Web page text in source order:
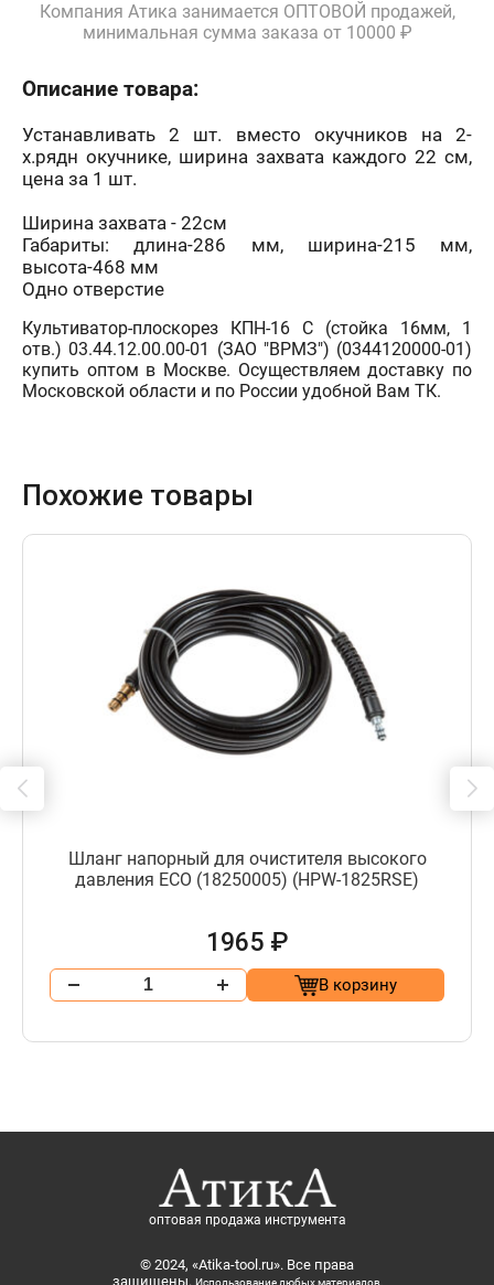
Компания Атика занимается ОПТОВОЙ продажей,
минимальная сумма заказа от 10000 ₽
Описание товара:
Устанавливать 2 шт. вместо окучников на 2-
х.рядн окучнике, ширина захвата каждого 22 см,
цена за 1 шт.
Ширина захвата - 22см
Габариты: длина-286 мм, ширина-215 мм,
высота-468 мм
Одно отверстие
Культиватор-плоскорез КПН-16 С (стойка 16мм, 1
отв.) 03.44.12.00.00-01 (ЗАО "ВРМЗ") (0344120000-01)
купить оптом в Москве. Осуществляем доставку по
Московской области и по России удобной Вам ТК.
Похожие товары
Шланг напорный для очистителя высокого
давления ECO (18250005) (HPW-1825RSE)
1965 ₽
В корзину
оптовая продажа инструмента
© 2024, «Atika-tool.ru». Все права
защищены. Использование любых материалов,